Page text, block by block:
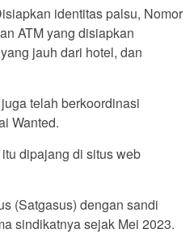
identitas palsu, Nomor
ATM yang disiapkan
jauh dari hotel, dan
telah berkoordinasi
Wanted.
dipajang di situs web
(Satgasus) dengan sandi
sindikatnya sejak Mei 2023.